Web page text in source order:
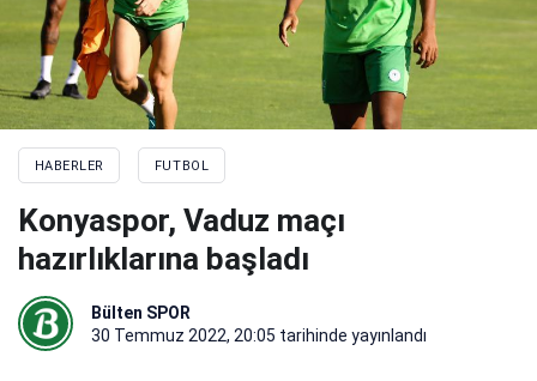
HABERLER FUTBOL
Konyaspor, Vaduz maçı
hazırlıklarına başladı
Bülten SPOR
30 Temmuz 2022, 20:05 tarihinde yayınlandı